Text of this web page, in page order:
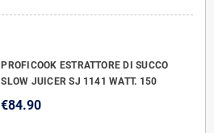
PROFICOOK ESTRATTORE DI SUCCO
SLOW JUICER SJ 1141 WATT. 150
€84.90